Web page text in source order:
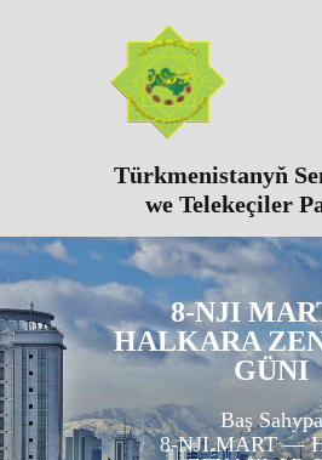
Türkmenistanyň
we Telekeçiler
8-NJI
HALKARA
GÜNI
Baş Sahypa
8-NJI MART —